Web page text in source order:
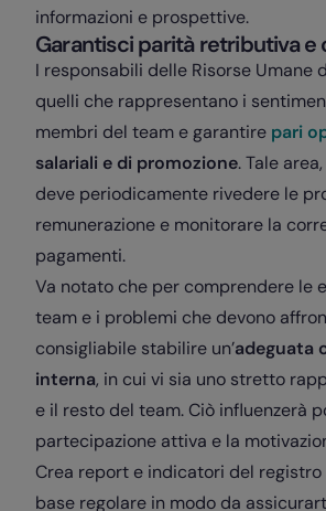
informazioni e prospettive.
Garantisci parità retributiva e
I responsabili delle Risorse Umane
quelli che rappresentano i
membri del team e garantire pari
salariali e di promozione. Tale
deve periodicamente rivedere le
remunerazione e monitorare la
pagamenti.
Va notato che per comprendere le
team e i problemi che devono
consigliabile stabilire un’adeguata
interna, in cui vi sia uno stretto
e il resto del team. Ciò influenzerà
partecipazione attiva e la
Crea report e indicatori del registro
base regolare in modo da